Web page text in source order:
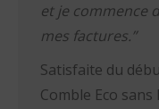
et je commence
mes factures.”
Satisfaite du
Comble Eco